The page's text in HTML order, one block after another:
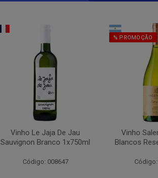
Vinho Le Jaja De Jau
Sauvignon Branco 1x750ml
Código: 008647
% PROMOÇÃO
Vinho
Blancos